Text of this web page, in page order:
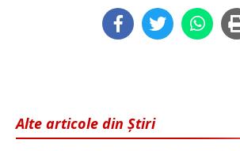
Alte articole din Știri